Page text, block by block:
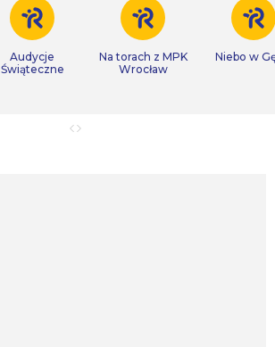
Audycje
Świąteczne
Na torach z MPK
Wrocław
Niebo w